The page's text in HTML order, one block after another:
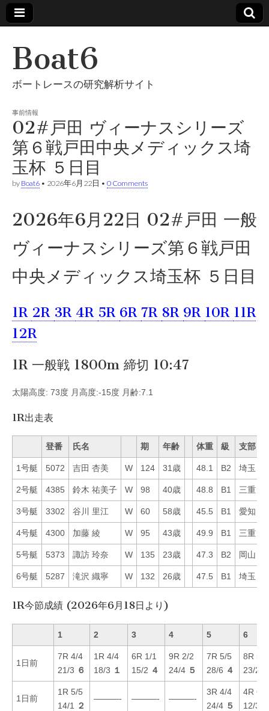
Boat6
ボートレースの研究解析サイト
事前情報
02#戸田 ヴィーナスシリーズ
第６戦戸田中央メディックス埼
玉杯 ５日目
by Boat6 • 2026年6月22日 • 0 Comments
2026年6月22日 02#戸田 一般
ヴィーナスシリーズ第６戦戸田
中央メディックス埼玉杯 ５日目
1R 2R 3R 4R 5R 6R 7R 8R 9R 10R 11R
12R
1R 一般戦 1800m 締切 10:47
太陽高度: 73度 月高度:-15度 月齢:7.1
1R出走表
登番 氏名 期 年齢 体重 級 支部
1号艇 5072 吉田 杏美 W 124 31歳 48.1 B2 埼玉
2号艇 4385 鈴木 祐美子 W 98 40歳 48.8 B1 三重
3号艇 3302 谷川 里江 W 60 58歳 45.5 B1 愛知
4号艇 4300 加藤 綾 W 95 43歳 49.9 B1 三重
5号艇 5373 諏訪 玲奈 W 135 23歳 47.3 B2 岡山
6号艇 5287 滝沢 織寧 W 132 26歳 47.5 B1 埼玉
1R今節成績 (2026年6月18日より)
1 2 3 4 5 6
1日前
7R 4/4
21/3 ６
1R 4/4
18/3 １
6R 1/1
15/2 ４
9R 2/2
24/4 ５
7R 5/5
28/6 ４
8R 5/5
23/2
1日前
1R 5/5
14/1
２
———- ———- ———-
3R 4/4
24/4 ５
4R 6/6
12/3